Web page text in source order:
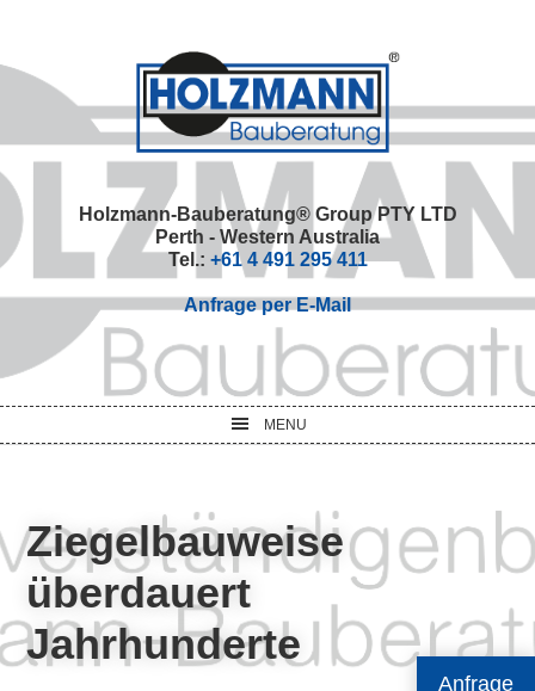
Anfrage
primary
navigation
main
primary
footer
Holzmann-Bauberatung® Group PTY LTD
Perth - Western Australia
Tel.: +61 4 491 295 411
Anfrage per E-Mail
MENU
Ziegelbauweise
überdauert
Jahrhunderte